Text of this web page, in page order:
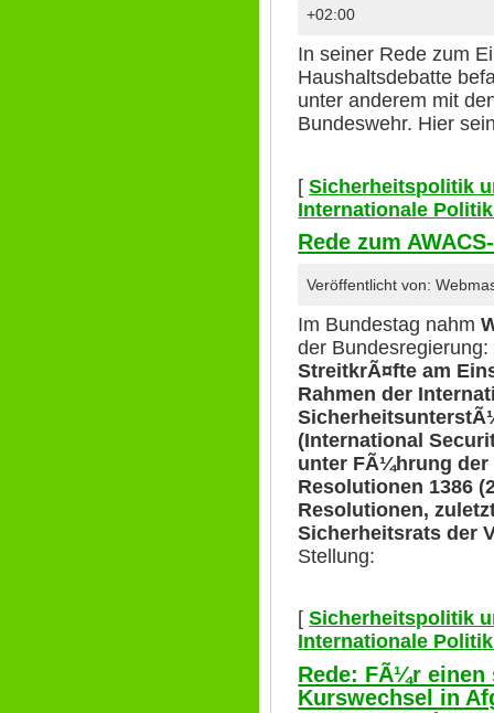
+02:00
In seiner Rede zum
Haushaltsdebatte
unter anderem mit
Bundeswehr. Hier
[Sicherheitspolitik
Internationale
Rede zum
Veröffentlicht von:
Im Bundestag nahm
der Bundesregierung:
StreitkrÃ¤fte am
Rahmen der
(International
unter FÃ¼hrung der
Resolutionen 1386
Resolutionen,
Sicherheitsrats der
Stellung:
[Sicherheitspolitik
Internationale
Rede: FÃ¼r
Kurswechsel in